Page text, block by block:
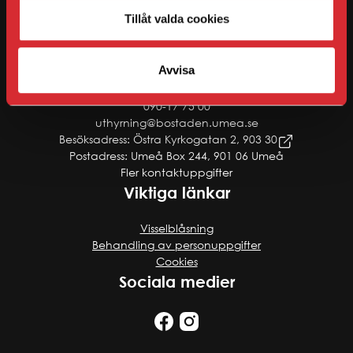
Tillåt valda cookies
Avvisa
startade i stiftelseform. 1995 blev företaget ombildat till ett
Umeå kommuns tillväxt och bostadsförsörjning.
Kontakt
090-17 75 00
uthyrning@bostaden.umea.se
Besöksadress: Östra Kyrkogatan 2, 903 30
Postadress: Umeå Box 244, 901 06 Umeå
Fler kontaktuppgifter
Viktiga länkar
Visselblåsning
Behandling av personuppgifter
Cookies
Sociala medier